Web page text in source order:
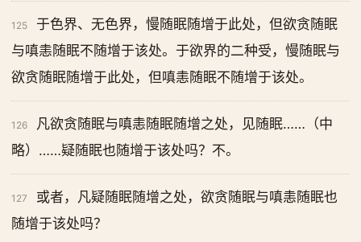
125
于色界、无色界，慢随眠随增于此处，但欲贪随眠
与嗔恚随眠不随增于该处。于欲界的二种受，慢随眠与
欲贪随眠随增于此处，但嗔恚随眠不随增于该处。
126
凡欲贪随眠与嗔恚随眠随增之处，见随眠……（中
略）……疑随眠也随增于该处吗？不。
127
或者，凡疑随眠随增之处，欲贪随眠与嗔恚随眠也
随增于该处吗？